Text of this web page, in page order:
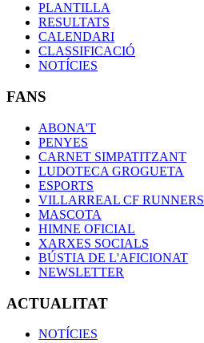
PLANTILLA
RESULTATS
CALENDARI
CLASSIFICACIÓ
NOTÍCIES
FANS
ABONA'T
PENYES
CARNET SIMPATITZANT
LUDOTECA GROGUETA
ESPORTS
VILLARREAL CF RUNNERS
MASCOTA
HIMNE OFICIAL
XARXES SOCIALS
BÚSTIA DE L'AFICIONAT
NEWSLETTER
ACTUALITAT
NOTÍCIES